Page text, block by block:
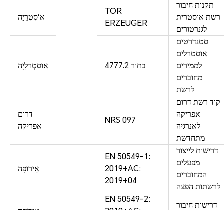
אוֹסְטְרֵיָה
TOR
ERZEUGER
תקנות חיבור
רשת אוסטרית
לגנרטורים
אוֹסטְרַלִיָה בתור 4777.2
סטנדרטים
אוסטרלים
לממירים
מחוברים
לרשת
דרום
אפריקה
NRS 097
קוד רשת דרום
אפריקה
לאנרגיה
מתחדשת
אֵירוֹפָּה
EN 50549-1:
2019+AC:
2019+04
דרישות לייצור
מפעלים
המחוברים
לרשתות הפצה
EN 50549-2:
דרישות חיבור